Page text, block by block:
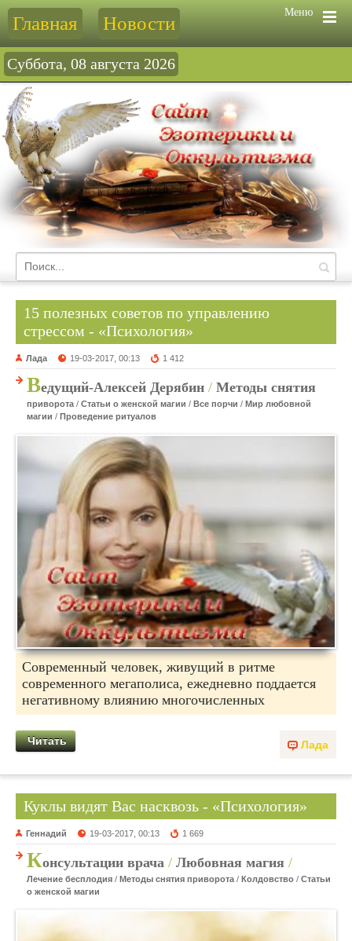
Меню
Главная Новости
Суббота, 08 августа 2026
15 полезных советов по управлению
стрессом - «Психология»
Лада 19-03-2017, 00:13 1 412
Ведущий-Алексей Дерябин / Методы снятия
приворота / Статьи о женской магии / Все порчи / Мир любовной
магии / Проведение ритуалов
Современный человек, живущий в ритме
современного мегаполиса, ежедневно поддается
негативному влиянию многочисленных
Лада
Читать
Куклы видят Вас насквозь - «Психология»
Геннадий 19-03-2017, 00:13 1 669
Консультации врача / Любовная магия /
Лечение бесплодия / Методы снятия приворота / Колдовство / Статьи
о женской магии